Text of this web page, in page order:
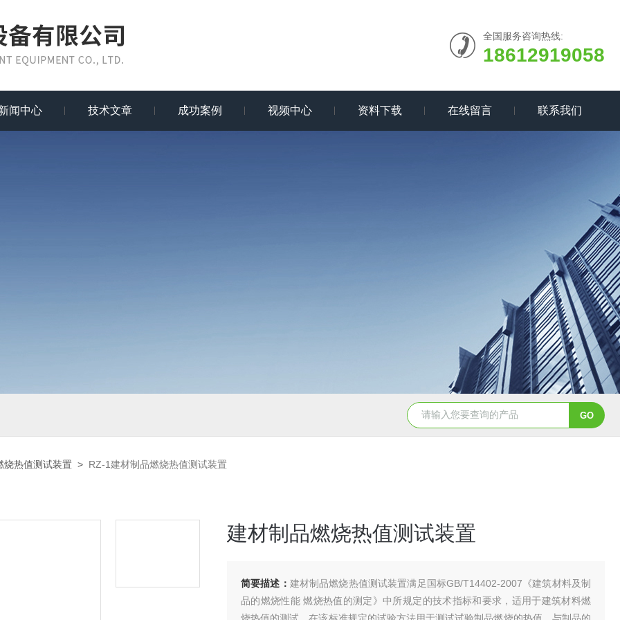
全国服务咨询热线:
18612919058
闻中心 技术文章 成功案例 视频中心 资料下载 在线留言 联系我们
烧热值测试装置 > RZ-1建材制品燃烧热值测试装置
建材制品燃烧热值测试装置
简要描述： 建材制品燃烧热值测试装置满足国标GB/T14402-2007《建筑材料及制
品的燃烧性能 燃烧热值的测定》中所规定的技术指标和要求，适用于建筑材料燃